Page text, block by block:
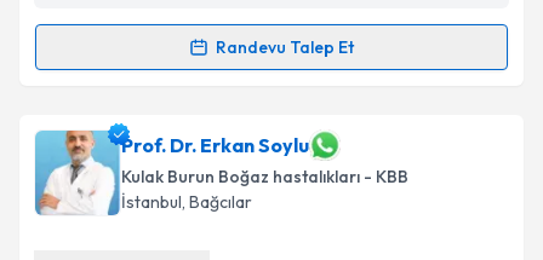
Metni'ni okudum ve kişisel verilerimin belirtilen
kapsamda işlenmesini kabul ediyorum.
Takvim Talebini Gönder
Randevu Talep Et
Randevu Takvimi Talebi
Dr. İlker Aköz için randevu takvimi talebi oluşturun.
Size bu uzmandan randevu almanız için bir takvim
hazırlandığında e-posta ile bilgilendireceğiz.
Prof. Dr. Erkan Soylu
Kulak Burun Boğaz hastalıkları - KBB
İstanbul, Bağcılar